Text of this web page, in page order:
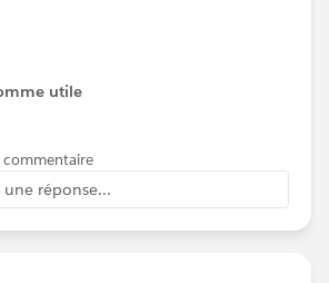
utile
une réponse...